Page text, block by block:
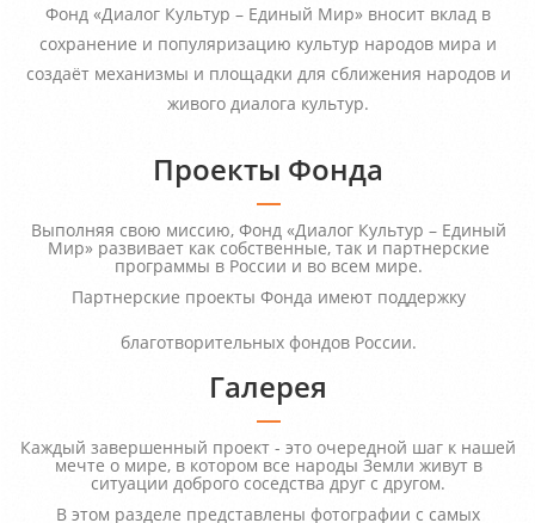
Фонд «Диалог Культур – Единый Мир» вносит вклад в
сохранение и популяризацию культур народов мира и
создаёт механизмы и площадки для сближения народов и
живого диалога культур.
Проекты Фонда
Выполняя свою миссию, Фонд «Диалог Культур – Единый
Мир» развивает как собственные, так и партнерские
программы в России и во всем мире.
Партнерские проекты Фонда имеют поддержку
благотворительных фондов России.
Галерея
Каждый завершенный проект - это очередной шаг к нашей
мечте о мире, в котором все народы Земли живут в
ситуации доброго соседства друг с другом.
В этом разделе представлены фотографии с самых